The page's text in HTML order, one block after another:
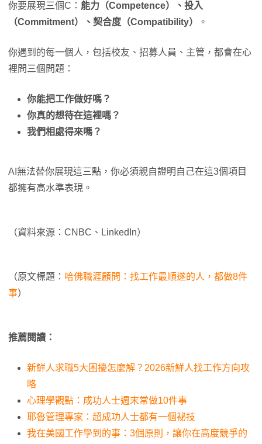
你要展現三個C： 能力（Competence）、投入
（Commitment）、契合度（Compatibility）
。
你遇到的每一個人，包括校友、招募人員、主管，都會在心
裡問三個問題：
你能把工作做好嗎？
你真的想待在這裡嗎？
我們相處得來嗎？
AI無法替你展現這三點，你必須親自證明自己在這3個項目
都擁有高水準表現。
（資料來源：CNBC、LinkedIn）
（原文標題： 哈佛職涯顧問：找工作最順遂的人，都做8件
事）
推薦閱讀：
新鮮人求職5大困擾怎麼解？2026新鮮人找工作方向攻
略
心理學觀點：成功人士週末常做10件事
耶魯管理專家：超成功人士都有一個祕技
我在美國工作學到的事：3個原則，讓你在高度競爭的